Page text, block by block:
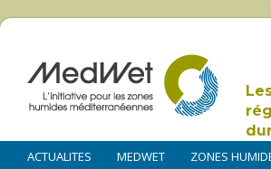
ACTUALITES MEDWET ZONES